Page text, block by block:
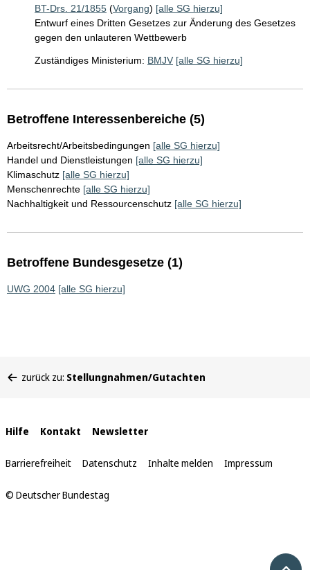
BT-Drs. 21/1855 (Vorgang) [alle SG hierzu]
Entwurf eines Dritten Gesetzes zur Änderung des Gesetzes
gegen den unlauteren Wettbewerb
Zuständiges Ministerium: BMJV [alle SG hierzu]
Betroffene Interessenbereiche (5)
Arbeitsrecht/Arbeitsbedingungen [alle SG hierzu]
Handel und Dienstleistungen [alle SG hierzu]
Klimaschutz [alle SG hierzu]
Menschenrechte [alle SG hierzu]
Nachhaltigkeit und Ressourcenschutz [alle SG hierzu]
Betroffene Bundesgesetze (1)
UWG 2004 [alle SG hierzu]
befinden
zurück zu: Stellungnahmen/Gutachten
Interne
Links
Hilfe Kontakt Newsletter
Barrierefreiheit Datenschutz Inhalte melden Impressum
© Deutscher Bundestag